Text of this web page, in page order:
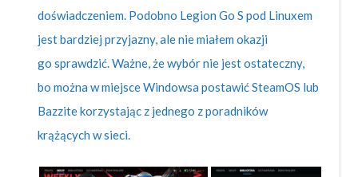
doświadczeniem. Podobno Legion Go S pod Linuxem
jest bardziej przyjazny, ale nie miałem okazji
go sprawdzić. Ważne, że wybór nie jest ostateczny,
bo można w miejsce Windowsa postawić SteamOS lub
Bazzite korzystając z jednego z poradników
krążących w sieci.